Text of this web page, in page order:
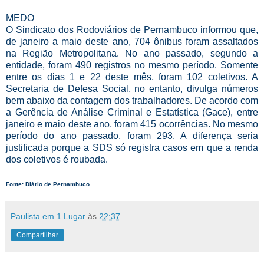
MEDO
O Sindicato dos Rodoviários de Pernambuco informou que,
de janeiro a maio deste ano, 704 ônibus foram assaltados
na Região Metropolitana. No ano passado, segundo a
entidade, foram 490 registros no mesmo período. Somente
entre os dias 1 e 22 deste mês, foram 102 coletivos. A
Secretaria de Defesa Social, no entanto, divulga números
bem abaixo da contagem dos trabalhadores. De acordo com
a Gerência de Análise Criminal e Estatística (Gace), entre
janeiro e maio deste ano, foram 415 ocorrências. No mesmo
período do ano passado, foram 293. A diferença seria
justificada porque a SDS só registra casos em que a renda
dos coletivos é roubada.
Fonte: Diário de Pernambuco
Paulista em 1 Lugar às 22:37
Compartilhar